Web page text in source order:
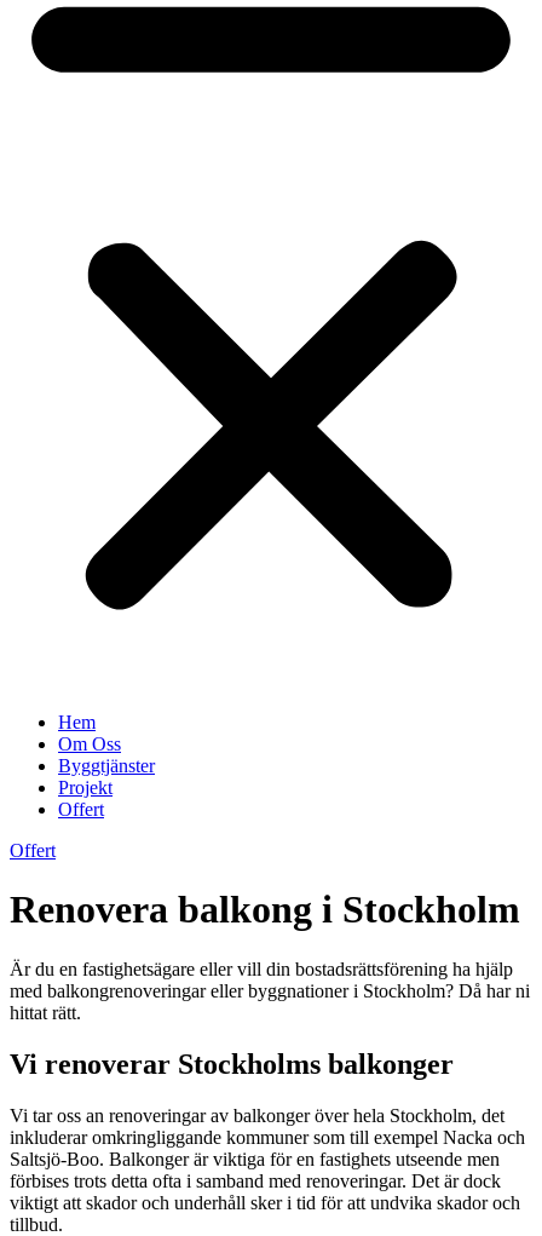
Hem
Om Oss
Byggtjänster
Projekt
Offert
Offert
Renovera balkong i Stockholm
Är du en fastighetsägare eller vill din bostadsrättsförening ha hjälp
med balkongrenoveringar eller byggnationer i Stockholm? Då har ni
hittat rätt.
Vi renoverar Stockholms balkonger
Vi tar oss an renoveringar av balkonger över hela Stockholm, det
inkluderar omkringliggande kommuner som till exempel Nacka och
Saltsjö-Boo. Balkonger är viktiga för en fastighets utseende men
förbises trots detta ofta i samband med renoveringar. Det är dock
viktigt att skador och underhåll sker i tid för att undvika skador och
tillbud.